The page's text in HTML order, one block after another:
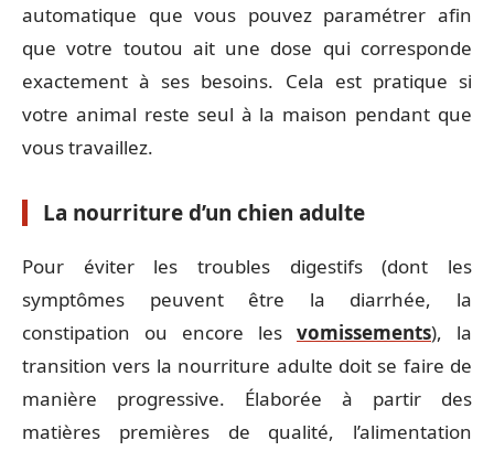
automatique que vous pouvez paramétrer afin
que votre toutou ait une dose qui corresponde
exactement à ses besoins. Cela est pratique si
votre animal reste seul à la maison pendant que
vous travaillez.
La nourriture d’un chien adulte
Pour éviter les troubles digestifs (dont les
symptômes peuvent être la diarrhée, la
constipation ou encore les vomissements), la
transition vers la nourriture adulte doit se faire de
manière progressive. Élaborée à partir des
matières premières de qualité, l’alimentation